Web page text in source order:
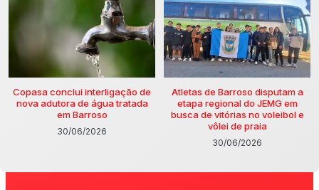
Copasa conclui interligação de
nova adutora de água tratada
em Barroso
30/06/2026
Atletas de Barroso disputam a
etapa regional do JEMG em
busca de vitórias no voleibol e
vôlei de praia
30/06/2026